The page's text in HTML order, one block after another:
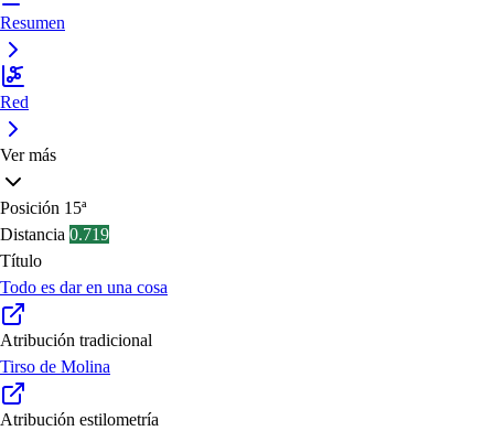
Resumen
Red
Ver más
Posición 15ª
Distancia 0.719
Título
Todo es dar en una cosa
Atribución tradicional
Tirso de Molina
Atribución estilometría